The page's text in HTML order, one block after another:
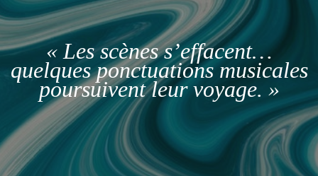
« Les scènes s’effacent…
quelques ponctuations musicales
poursuivent leur voyage. »